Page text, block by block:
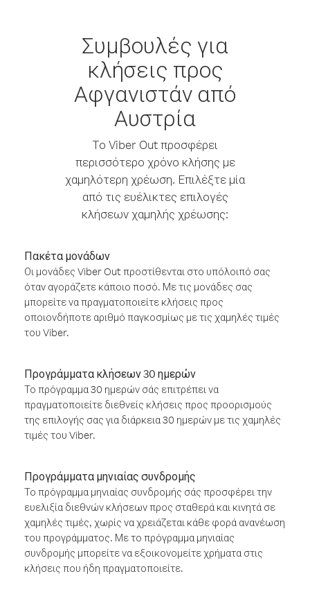
Συμβουλές για
κλήσεις προς
Αφγανιστάν από
Αυστρία
Το Viber Out προσφέρει
περισσότερο χρόνο κλήσης με
χαμηλότερη χρέωση. Επιλέξτε μία
από τις ευέλικτες επιλογές
κλήσεων χαμηλής χρέωσης:
Πακέτα μονάδων
Οι μονάδες Viber Out προστίθενται στο υπόλοιπό σας
όταν αγοράζετε κάποιο ποσό. Με τις μονάδες σας
μπορείτε να πραγματοποιείτε κλήσεις προς
οποιονδήποτε αριθμό παγκοσμίως με τις χαμηλές τιμές
του Viber.
Προγράμματα κλήσεων 30 ημερών
Το πρόγραμμα 30 ημερών σάς επιτρέπει να
πραγματοποιείτε διεθνείς κλήσεις προς προορισμούς
της επιλογής σας για διάρκεια 30 ημερών με τις χαμηλές
τιμές του Viber.
Προγράμματα μηνιαίας συνδρομής
Το πρόγραμμα μηνιαίας συνδρομής σάς προσφέρει την
ευελιξία διεθνών κλήσεων προς σταθερά και κινητά σε
χαμηλές τιμές, χωρίς να χρειάζεται κάθε φορά ανανέωση
του προγράμματος. Με το πρόγραμμα μηνιαίας
συνδρομής μπορείτε να εξοικονομείτε χρήματα στις
κλήσεις που ήδη πραγματοποιείτε.